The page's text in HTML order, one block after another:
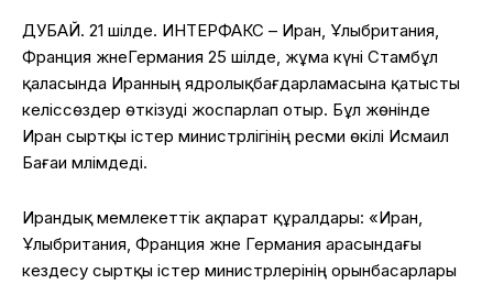
ДУБАЙ. 21 шілде. ИНТЕРФАКС – Иран, Ұлыбритания,
Франция жәнеГермания 25 шілде, жұма күні Стамбұл
қаласында Иранның ядролықбағдарламасына қатысты
келіссөздер өткізуді жоспарлап отыр. Бұл жөнінде
Иран сыртқы істер министрлігінің ресми өкілі Исмаил
Бағаи мәлімдеді.
Ирандық мемлекеттік ақпарат құралдары: «Иран,
Ұлыбритания, Франция және Германия арасындағы
кездесу сыртқы істер министрлерінің орынбасарлары